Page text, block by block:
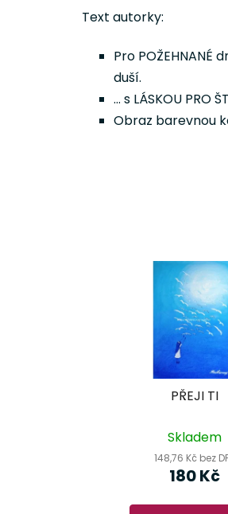
Text autorky:
Pro
duší.
... s LÁSKOU PRO
Obraz barevnou
PŘEJI TI
Skladem
148,76 Kč bez
180 Kč